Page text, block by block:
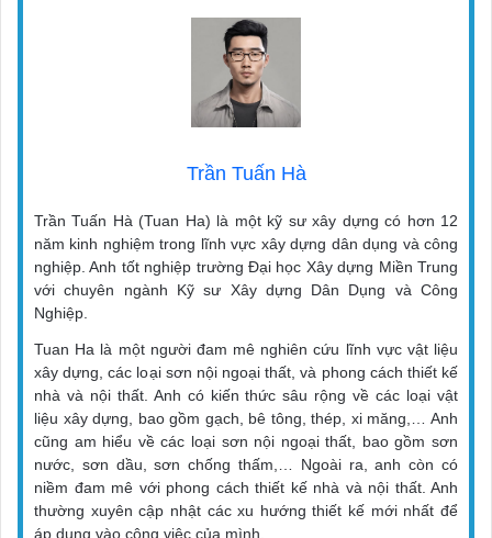
Trần Tuấn Hà
Trần Tuấn Hà (Tuan Ha) là một kỹ sư xây dựng có hơn 12
năm kinh nghiệm trong lĩnh vực xây dựng dân dụng và công
nghiệp. Anh tốt nghiệp trường Đại học Xây dựng Miền Trung
với chuyên ngành Kỹ sư Xây dựng Dân Dụng và Công
Nghiệp.
Tuan Ha là một người đam mê nghiên cứu lĩnh vực vật liệu
xây dựng, các loại sơn nội ngoại thất, và phong cách thiết kế
nhà và nội thất. Anh có kiến thức sâu rộng về các loại vật
liệu xây dựng, bao gồm gạch, bê tông, thép, xi măng,… Anh
cũng am hiểu về các loại sơn nội ngoại thất, bao gồm sơn
nước, sơn dầu, sơn chống thấm,… Ngoài ra, anh còn có
niềm đam mê với phong cách thiết kế nhà và nội thất. Anh
thường xuyên cập nhật các xu hướng thiết kế mới nhất để
áp dụng vào công việc của mình.